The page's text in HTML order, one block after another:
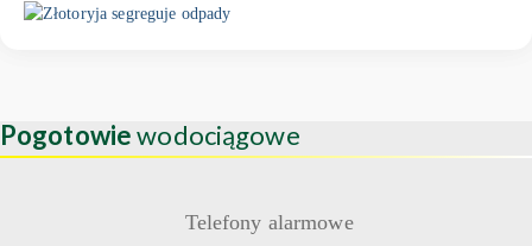
Pogotowiewodociągowe
Telefony alarmowe